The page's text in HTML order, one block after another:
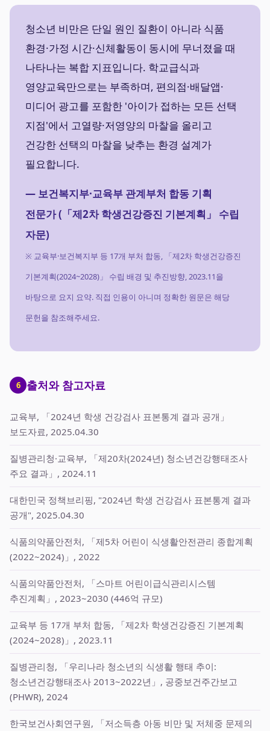
청소년 비만은 단일 원인 질환이 아니라 식품
환경·가정 시간·신체활동이 동시에 무너졌을 때
나타나는 복합 지표입니다. 학교급식과
영양교육만으로는 부족하며, 편의점·배달앱·
미디어 광고를 포함한 '아이가 접하는 모든 선택
지점'에서 고열량·저영양의 마찰을 올리고
건강한 선택의 마찰을 낮추는 환경 설계가
필요합니다.
— 보건복지부·교육부 관계부처 합동 기획
전문가 (「제2차 학생건강증진 기본계획」 수립
자문)
※ 교육부·보건복지부 등 17개 부처 합동, 「제2차 학생건강증진
기본계획(2024~2028)」 수립 배경 및 추진방향, 2023.11을
바탕으로 요지 요약. 직접 인용이 아니며 정확한 원문은 해당
문헌을 참조해주세요.
6 출처와 참고자료
교육부, 「2024년 학생 건강검사 표본통계 결과 공개」
보도자료, 2025.04.30
질병관리청·교육부, 「제20차(2024년) 청소년건강행태조사
주요 결과」, 2024.11
대한민국 정책브리핑, "2024년 학생 건강검사 표본통계 결과
공개", 2025.04.30
식품의약품안전처, 「제5차 어린이 식생활안전관리 종합계획
(2022~2024)」, 2022
식품의약품안전처, 「스마트 어린이급식관리시스템
추진계획」, 2023~2030 (446억 규모)
교육부 등 17개 부처 합동, 「제2차 학생건강증진 기본계획
(2024~2028)」, 2023.11
질병관리청, 「우리나라 청소년의 식생활 행태 추이:
청소년건강행태조사 2013~2022년」, 공중보건주간보고
(PHWR), 2024
한국보건사회연구원, 「저소득층 아동 비만 및 저체중 문제의